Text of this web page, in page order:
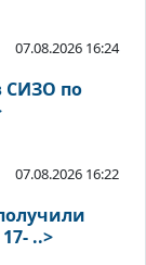
07.08.2026 16:24
СИЗО по
07.08.2026 16:22
..>